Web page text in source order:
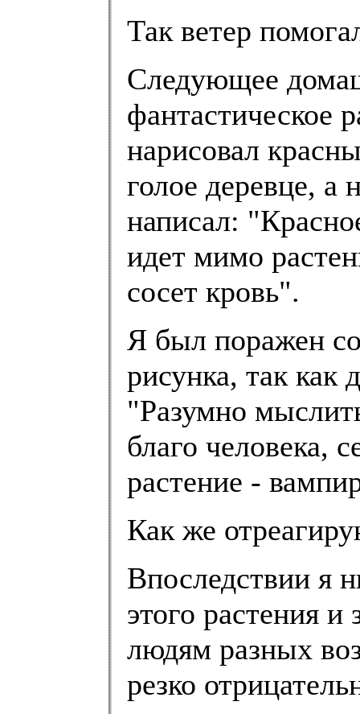
Так ветер
Следующее
фантастическое
нарисовал
голое деревце, а
написал:
идет мимо
сосет кровь".
Я был поражен
рисунка, так как
"Разумно
благо человека,
растение -
Как же
Впоследствии я
этого растения
людям разных
резко